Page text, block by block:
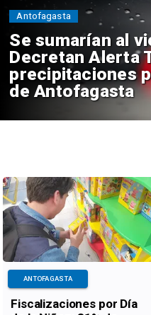
Se sumarían al
Decretan Alerta
precipitaciones
de Antofagasta
Antofagasta
Fiscalizaciones por Día
ANTOFAGASTA